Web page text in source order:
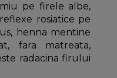
pe firele albe,
rosiatice pe
henna mentine
fara matreata,
radacina firului